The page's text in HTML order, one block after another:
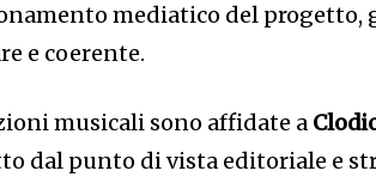
mediatico del progetto,
e coerente.
musicali sono affidate a
dal punto di vista editoriale e